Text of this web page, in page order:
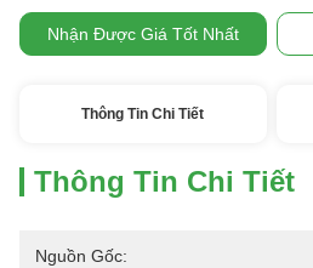
Nhận Được Giá Tốt Nhất
Thông Tin Chi Tiết
Thông Tin Chi Tiết
Nguồn Gốc: